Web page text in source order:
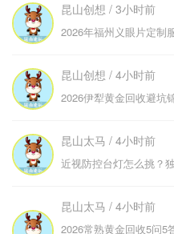
昆山创想 / 3小时前
2026年福州义眼片定制
昆山创想 / 4小时前
2026伊犁黄金回收避坑
昆山太马 / 4小时前
近视防控台灯怎么挑？
昆山太马 / 4小时前
2026常熟黄金回收5问5